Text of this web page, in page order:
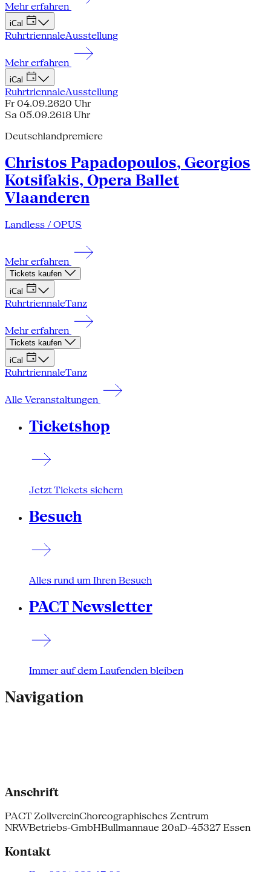
Mehr erfahren
iCal
RuhrtriennaleAusstellung
Mehr erfahren
iCal
RuhrtriennaleAusstellung
Fr 04.09.2620 Uhr
Sa 05.09.2618 Uhr
Deutschlandpremiere
Christos Papadopoulos, Georgios
Kotsifakis, Opera Ballet
Vlaanderen
Landless / OPUS
Mehr erfahren
Tickets kaufen
iCal
RuhrtriennaleTanz
Mehr erfahren
Tickets kaufen
iCal
RuhrtriennaleTanz
Alle Veranstaltungen
Ticketshop
Jetzt Tickets sichern
Besuch
Alles rund um Ihren Besuch
PACT Newsletter
Immer auf dem Laufenden bleiben
Navigation
Anschrift
PACT ZollvereinChoreographisches Zentrum
NRWBetriebs-GmbHBullmannaue 20aD-45327 Essen
Kontakt